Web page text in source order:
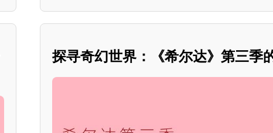
探寻奇幻世界：《希尔达》第三季